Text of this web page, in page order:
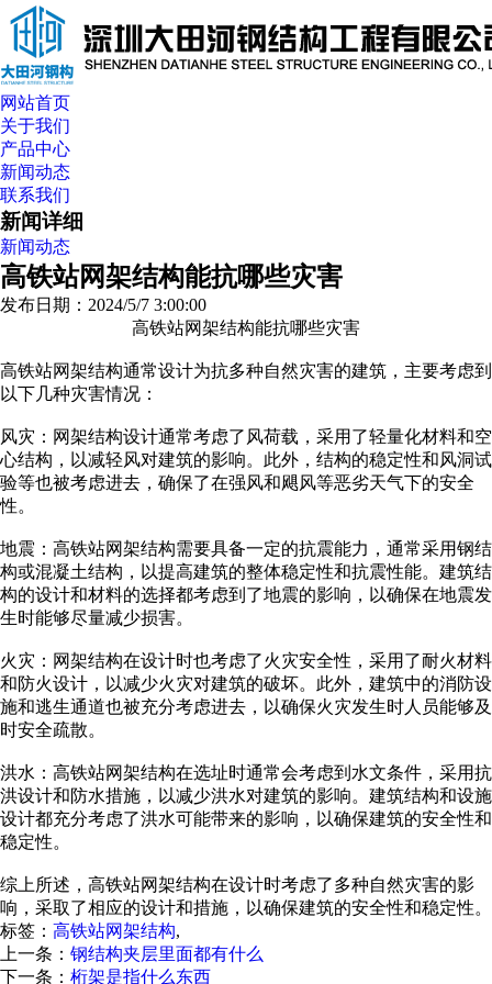
网站首页
关于我们
产品中心
新闻动态
联系我们
新闻详细
新闻动态
高铁站网架结构能抗哪些灾害
发布日期：2024/5/7 3:00:00
高铁站网架结构能抗哪些灾害
高铁站网架结构通常设计为抗多种自然灾害的建筑，主要考虑到
以下几种灾害情况：
风灾：网架结构设计通常考虑了风荷载，采用了轻量化材料和空
心结构，以减轻风对建筑的影响。此外，结构的稳定性和风洞试
验等也被考虑进去，确保了在强风和飓风等恶劣天气下的安全
性。
地震：高铁站网架结构需要具备一定的抗震能力，通常采用钢结
构或混凝土结构，以提高建筑的整体稳定性和抗震性能。建筑结
构的设计和材料的选择都考虑到了地震的影响，以确保在地震发
生时能够尽量减少损害。
火灾：网架结构在设计时也考虑了火灾安全性，采用了耐火材料
和防火设计，以减少火灾对建筑的破坏。此外，建筑中的消防设
施和逃生通道也被充分考虑进去，以确保火灾发生时人员能够及
时安全疏散。
洪水：高铁站网架结构在选址时通常会考虑到水文条件，采用抗
洪设计和防水措施，以减少洪水对建筑的影响。建筑结构和设施
设计都充分考虑了洪水可能带来的影响，以确保建筑的安全性和
稳定性。
综上所述，高铁站网架结构在设计时考虑了多种自然灾害的影
响，采取了相应的设计和措施，以确保建筑的安全性和稳定性。
标签： 高铁站网架结构,
上一条： 钢结构夹层里面都有什么
下一条： 桁架是指什么东西